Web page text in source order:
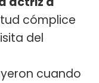
cómplice
del
cuando